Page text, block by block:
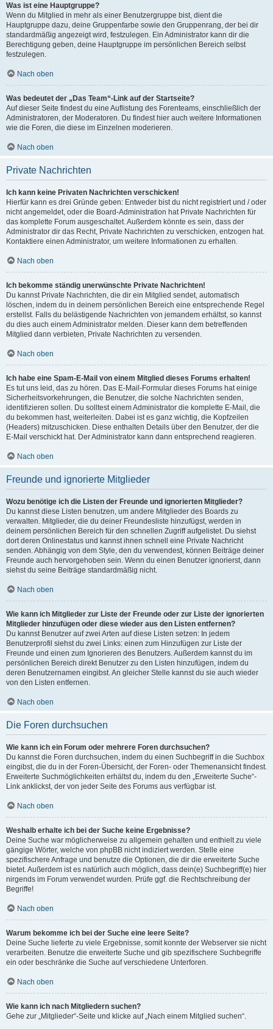
Was ist eine Hauptgruppe?
Wenn du Mitglied in mehr als einer Benutzergruppe bist, dient die
Hauptgruppe dazu, deine Gruppenfarbe sowie den Gruppenrang, der bei dir
standardmäßig angezeigt wird, festzulegen. Ein Administrator kann dir die
Berechtigung geben, deine Hauptgruppe im persönlichen Bereich selbst
festzulegen.
Nach oben
Was bedeutet der „Das Team“-Link auf der Startseite?
Auf dieser Seite findest du eine Auflistung des Forenteams, einschließlich der
Administratoren, der Moderatoren. Du findest hier auch weitere Informationen
wie die Foren, die diese im Einzelnen moderieren.
Nach oben
Private Nachrichten
Ich kann keine Privaten Nachrichten verschicken!
Hierfür kann es drei Gründe geben: Entweder bist du nicht registriert und / oder
nicht angemeldet, oder die Board-Administration hat Private Nachrichten für
das komplette Forum ausgeschaltet. Außerdem könnte es sein, dass der
Administrator dir das Recht, Private Nachrichten zu verschicken, entzogen hat.
Kontaktiere einen Administrator, um weitere Informationen zu erhalten.
Nach oben
Ich bekomme ständig unerwünschte Private Nachrichten!
Du kannst Private Nachrichten, die dir ein Mitglied sendet, automatisch
löschen, indem du in deinem persönlichen Bereich eine entsprechende Regel
erstellst. Falls du belästigende Nachrichten von jemandem erhältst, so kannst
du dies auch einem Administrator melden. Dieser kann dem betreffenden
Mitglied dann verbieten, Private Nachrichten zu versenden.
Nach oben
Ich habe eine Spam-E-Mail von einem Mitglied dieses Forums erhalten!
Es tut uns leid, das zu hören. Das E-Mail-Formular dieses Forums hat einige
Sicherheitsvorkehrungen, die Benutzer, die solche Nachrichten senden,
identifizieren sollen. Du solltest einem Administrator die komplette E-Mail, die
du bekommen hast, weiterleiten. Dabei ist es ganz wichtig, die Kopfzeilen
(Headers) mitzuschicken. Diese enthalten Details über den Benutzer, der die
E-Mail verschickt hat. Der Administrator kann dann entsprechend reagieren.
Nach oben
Freunde und ignorierte Mitglieder
Wozu benötige ich die Listen der Freunde und ignorierten Mitglieder?
Du kannst diese Listen benutzen, um andere Mitglieder des Boards zu
verwalten. Mitglieder, die du deiner Freundesliste hinzufügst, werden in
deinem persönlichen Bereich für den schnellen Zugriff aufgelistet. Du siehst
dort deren Onlinestatus und kannst ihnen schnell eine Private Nachricht
senden. Abhängig von dem Style, den du verwendest, können Beiträge deiner
Freunde auch hervorgehoben sein. Wenn du einen Benutzer ignorierst, dann
siehst du seine Beiträge standardmäßig nicht.
Nach oben
Wie kann ich Mitglieder zur Liste der Freunde oder zur Liste der ignorierten
Mitglieder hinzufügen oder diese wieder aus den Listen entfernen?
Du kannst Benutzer auf zwei Arten auf diese Listen setzen: In jedem
Benutzerprofil siehst du zwei Links: einen zum Hinzufügen zur Liste der
Freunde und einen zum Ignorieren des Benutzers. Außerdem kannst du im
persönlichen Bereich direkt Benutzer zu den Listen hinzufügen, indem du
deren Benutzernamen eingibst. An gleicher Stelle kannst du sie auch wieder
von den Listen entfernen.
Nach oben
Die Foren durchsuchen
Wie kann ich ein Forum oder mehrere Foren durchsuchen?
Du kannst die Foren durchsuchen, indem du einen Suchbegriff in die Suchbox
eingibst, die du in der Foren-Übersicht, der Foren- oder Themenansicht findest.
Erweiterte Suchmöglichkeiten erhältst du, indem du den „Erweiterte Suche“-
Link anklickst, der von jeder Seite des Forums aus verfügbar ist.
Nach oben
Weshalb erhalte ich bei der Suche keine Ergebnisse?
Deine Suche war möglicherweise zu allgemein gehalten und enthielt zu viele
gängige Wörter, welche von phpBB nicht indiziert werden. Stelle eine
spezifischere Anfrage und benutze die Optionen, die dir die erweiterte Suche
bietet. Außerdem ist es natürlich auch möglich, dass dein(e) Suchbegriff(e) hier
nirgends im Forum verwendet wurden. Prüfe ggf. die Rechtschreibung der
Begriffe!
Nach oben
Warum bekomme ich bei der Suche eine leere Seite?
Deine Suche lieferte zu viele Ergebnisse, somit konnte der Webserver sie nicht
verarbeiten. Benutze die erweiterte Suche und gib spezifischere Suchbegriffe
ein oder beschränke die Suche auf verschiedene Unterforen.
Nach oben
Wie kann ich nach Mitgliedern suchen?
Gehe zur „Mitglieder“-Seite und klicke auf „Nach einem Mitglied suchen“.